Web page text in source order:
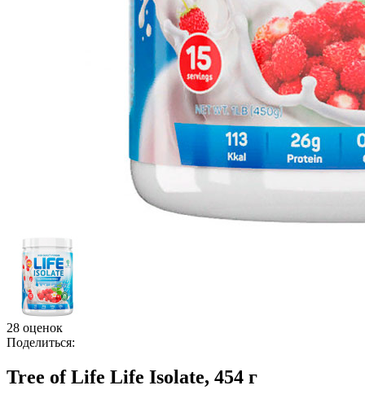
28 оценок
Поделиться:
Tree of Life Life Isolate, 454 г